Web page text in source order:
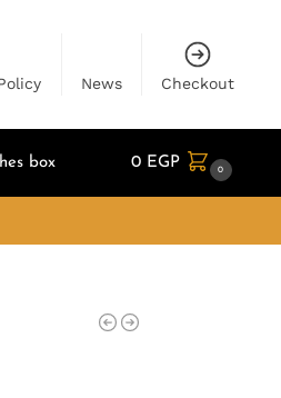
News Checkout
box 0 EGP 0